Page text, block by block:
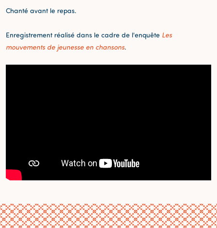
Chanté avant le repas.
Enregistrement réalisé dans le cadre de l'enquête Les
mouvements de jeunesse en chansons.